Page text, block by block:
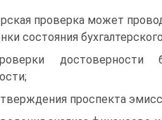
проверка может
состояния
достоверности
проспекта